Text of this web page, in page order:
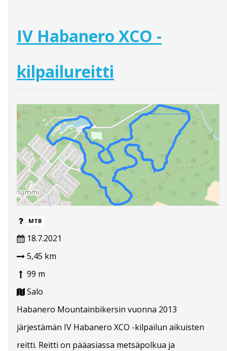
IV Habanero XCO -
kilpailureitti
MTB
18.7.2021
5,45 km
99 m
Salo
Habanero Mountainbikersin vuonna 2013
järjestämän IV Habanero XCO -kilpailun aikuisten
reitti. Reitti on pääasiassa metsäpolkua ja